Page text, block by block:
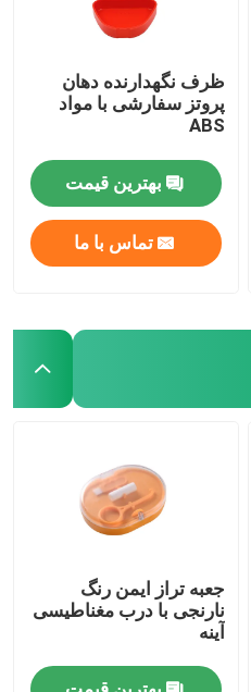
دندانپزشکی
ظرف نگهدارنده دهان
پروتز سفارشی با مواد
ABS
بهترین قیمت
تماس با ما
جعبه تراز ایمن رنگ
نارنجی با درب مغناطیسی
آینه